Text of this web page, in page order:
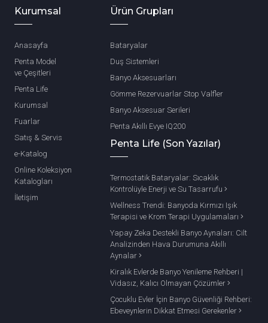
Kurumsal
Anasayfa
Penta Model
ve Çeşitleri
Penta Life
Kurumsal
Fuarlar
Satış & Servis
e-Katalog
Online Koleksiyon
Katalogları
İletişim
Ürün Grupları
Bataryalar
Duş Sistemleri
Banyo Aksesuarları
Gömme Rezervuarlar Stop Valfler
Banyo Aksesuar Serileri
Penta Akıllı Evye IQ200
Penta Life (Son Yazılar)
Termostatik Bataryalar: Sıcaklık
Kontrolüyle Enerji ve Su Tasarrufu
Wellness Trendi: Banyoda Kırmızı Işık
Terapisi ve Krom Terapi Uygulamaları
Yapay Zeka Destekli Banyo Aynaları: Cilt
Analizinden Hava Durumuna Akıllı
Aynalar
Kiralık Evlerde Banyo Yenileme Rehberi |
Vidasız, Kalıcı Olmayan Çözümler
Çocuklu Evler İçin Banyo Güvenliği Rehberi:
Ebeveynlerin Dikkat Etmesi Gerekenler